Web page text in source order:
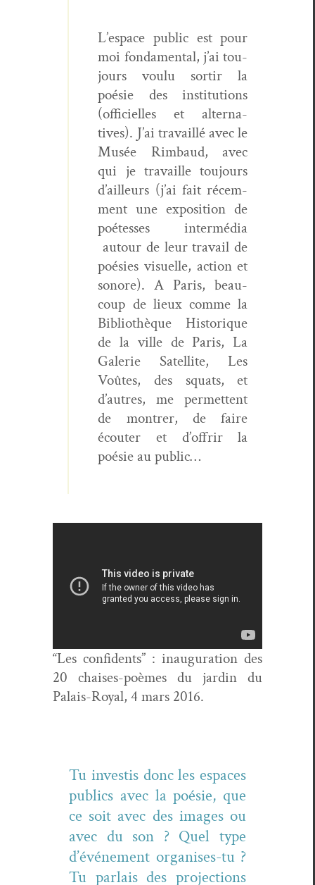
L’e­space pub­lic est pour
moi fon­da­men­tal, j’ai tou­
jours voulu sor­tir la
poésie des insti­tu­tions
(offi­cielles et alter­na­
tives). J’ai tra­vail­lé avec le
Musée Rim­baud, avec
qui je tra­vaille tou­jours
d’ailleurs (j’ai fait récem­
ment une expo­si­tion de
poét­esses inter­mé­dia
autour de leur tra­vail de
poésies visuelle, action et
sonore). A Paris, beau­
coup de lieux comme la
Bib­lio­thèque His­torique
de la ville de Paris, La
Galerie Satel­lite, Les
Voûtes, des squats, et
d’autres, me per­me­t­tent
de mon­tr­er, de faire
écouter et d’offrir la
poésie au public…
“Les con­fi­dents” : inau­gu­ra­tion des
20 chais­es-poèmes du jardin du
Palais-Roy­al, 4 mars 2016.
Tu investis donc les espaces
publics avec la poésie, que
ce soit avec des images ou
avec du son ? Quel type
d’événement organ­is­es-tu ?
Tu par­lais des pro­jec­tions